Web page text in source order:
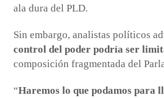
ala dura del PLD.
Sin embargo, analistas políticos
control del poder podría ser
composición fragmentada del
“Haremos lo que podamos para